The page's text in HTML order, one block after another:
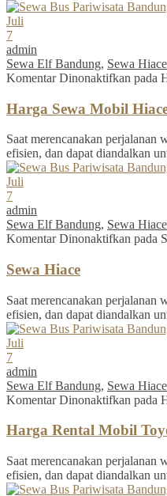
Juli
7
admin
Sewa Elf Bandung, Sewa
Komentar Dinonaktifkan pada
Harga Sewa Mobil
Saat merencanakan perjalanan
efisien, dan dapat diandalkan
Juli
7
admin
Sewa Elf Bandung, Sewa
Komentar Dinonaktifkan pada
Sewa Hiace
Saat merencanakan perjalanan
efisien, dan dapat diandalkan
Juli
7
admin
Sewa Elf Bandung, Sewa
Komentar Dinonaktifkan pada
Harga Rental Mobil
Saat merencanakan perjalanan
efisien, dan dapat diandalkan